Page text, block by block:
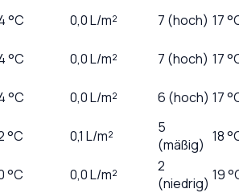
°C 0,0L/m² 7 (hoch) 17
°C 0,0L/m² 7 (hoch) 17
°C 0,0L/m² 6 (hoch) 17
°C 0,1 L/m²
5
(mäßig) 18
°C 0,0L/m²
2
(niedrig) 19